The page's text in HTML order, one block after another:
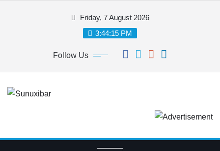
Friday, 7 August 2026
3:44:16 PM
Follow Us